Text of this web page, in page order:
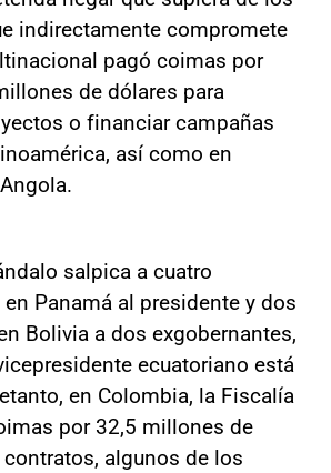
indirectamente compromete
pagó coimas por
de dólares para
o financiar campañas
así como en
salpica a cuatro
Panamá al presidente y dos
Bolivia a dos exgobernantes,
ecuatoriano está
en Colombia, la Fiscalía
por 32,5 millones de
algunos de los